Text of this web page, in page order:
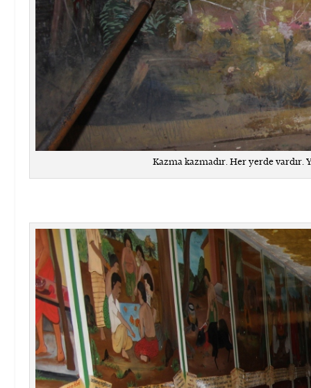
Kazma kazmadır. Her yerde vardır.